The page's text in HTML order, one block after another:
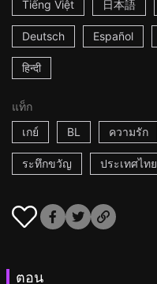
Tiếng Việt 日本語
Deutsch Español
हिन्दी
แท็ก
เกย์
BL ความรัก
ระทึกขวัญ ประเทศไทย
ตอน